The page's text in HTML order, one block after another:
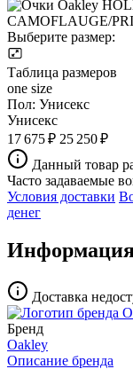
Выберите размер:
Таблица размеров
one size
Пол: Унисекс
Унисекс
17 675 ₽ 25 250 ₽
Данный товар
Часто задаваемые
Условия доставки
денег
Информация
Доставка
Бренд
Oakley
Описание бренда